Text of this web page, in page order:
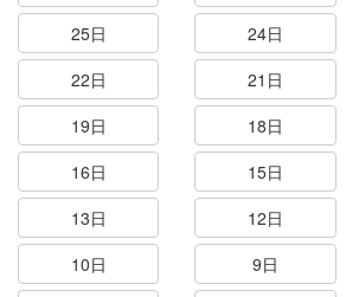
25日
24日
22日
21日
19日
18日
16日
15日
13日
12日
10日
9日